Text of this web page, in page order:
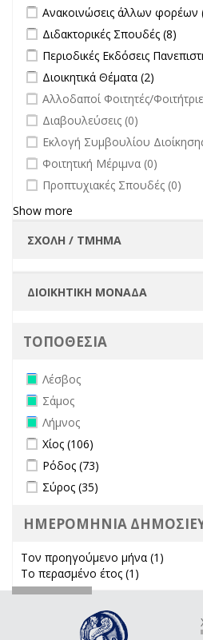
Apply Ανακοινώσεις άλλων
Ανακοινώσεις άλλων φορέων
Apply Διδακτορικές Σπουδές
Διδακτορικές Σπουδές (8)
Apply Περιοδικές Εκδόσεις
Περιοδικές Εκδόσεις
Apply Διοικητικά Θέματα filter
Διοικητικά Θέματα (2)
undefined
Αλλοδαποί Φοιτητές/
undefined
Διαβουλεύσεις (0)
undefined
Εκλογή Συμβουλίου
undefined
Φοιτητική Μέριμνα (0)
undefined
Προπτυχιακές Σπουδές (0)
Show more
ΤΟΠΟΘΕΣΙΑ
Remove Λέσβος filter
Λέσβος
Remove Σάμος filter
Σάμος
Remove Λήμνος filter
Λήμνος
Apply Χίος filter
Χίος (106)
Apply Ρόδος filter
Ρόδος (73)
Apply Σύρος filter
Σύρος (35)
ΗΜΕΡΟΜΗΝΙΑ
Τον προηγούμενο μήνα (1)
Το περασμένο έτος (1)